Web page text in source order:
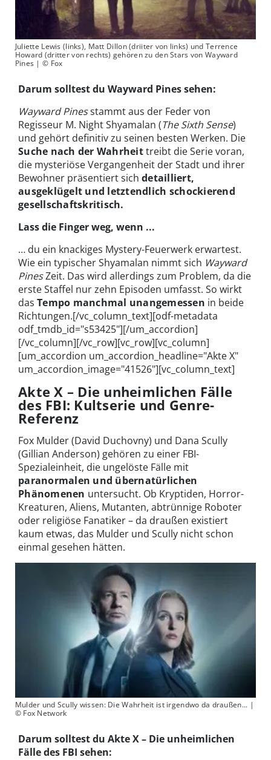
Juliette Lewis (links), Matt Dillon (driiter von links) und Terrence
Howard (dritter von rechts) gehören zu den Stars von Wayward
Pines | © Fox
Darum solltest du Wayward Pines sehen:
Wayward Pinesstammt aus der Feder von
Regisseur M. Night Shyamalan (The Sixth Sense)
und gehört definitiv zu seinen besten Werken. Die
Suche nach der Wahrheittreibt die Serie voran,
die mysteriöse Vergangenheit der Stadt und ihrer
Bewohner präsentiert sich detailliert,
ausgeklügelt und letztendlich schockierend
gesellschaftskritisch.
Lass die Finger weg, wenn ...
… du ein knackiges Mystery-Feuerwerk erwartest.
Wie ein typischer Shyamalan nimmt sich Wayward
PinesZeit. Das wird allerdings zum Problem, da die
erste Staffel nur zehn Episoden umfasst. So wirkt
das Tempo manchmal unangemessen in beide
Richtungen.[/vc_column_text][odf-metadata
odf_tmdb_id="s53425"][/um_accordion]
[/vc_column][/vc_row][vc_row][vc_column]
[um_accordion um_accordion_headline="Akte X"
um_accordion_image="41526"][vc_column_text]
Akte X – Die unheimlichen Fälle
des FBI: Kultserie und Genre-
Referenz
Fox Mulder (David Duchovny) und Dana Scully
(Gillian Anderson) gehören zu einer FBI-
Spezialeinheit, die ungelöste Fälle mit
paranormalen und übernatürlichen
Phänomenen untersucht. Ob Kryptiden, Horror-
Kreaturen, Aliens, Mutanten, abtrünnige Roboter
oder religiöse Fanatiker – da draußen existiert
kaum etwas, das Mulder und Scully nicht schon
einmal gesehen hätten.
Mulder und Scully wissen: Die Wahrheit ist irgendwo da draußen... |
© Fox Network
Darum solltest du Akte X – Die unheimlichen
Fälle des FBI sehen: